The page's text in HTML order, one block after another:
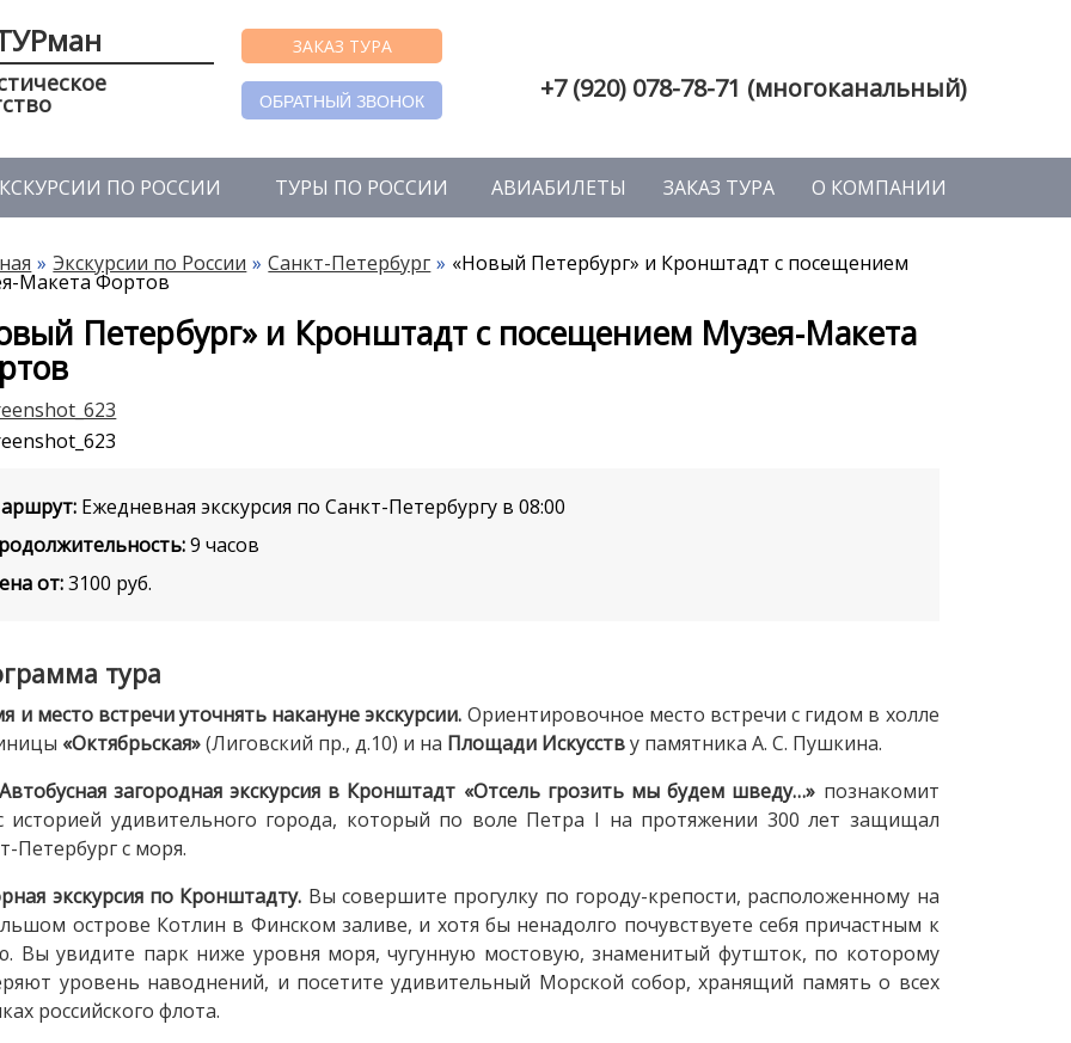
ЗАКАЗ ТУРА
ОБРАТНЫЙ ЗВОНОК +7 (920) 078-78-71 (многоканальный)
ПО РОССИИ ТУРЫ ПО РОССИИ АВИАБИЛЕТЫ ЗАКАЗ ТУРА О КОМПАНИИ
Экскурсии по России Санкт-Петербург «Новый Петербург» и Кронштадт с посещением
Макета Фортов
Петербург» и Кронштадт с посещением Музея-Макета
Ежедневная экскурсия по Санкт-Петербургу в 08:00
9 часов
от:3100 руб.
тура
и место встречи уточнять накануне экскурсии. Ориентировочное место встречи с гидом в холле
«Октябрьская»(Лиговский пр., д.10) и на Площади Искусству памятника А. С. Пушкина.
загородная экскурсия в Кронштадт «Отсель грозить мы будем шведу…» познакомит
историей удивительного города, который по воле Петра I на протяжении 300 лет защищал
Петербург с моря.
экскурсия по Кронштадту. Вы совершите прогулку по городу-крепости, расположенному на
острове Котлин в Финском заливе, и хотя бы ненадолго почувствуете себя причастным к
Вы увидите парк ниже уровня моря, чугунную мостовую, знаменитый футшток, по которому
уровень наводнений, и посетите удивительный Морской собор, хранящий память о всех
российского флота.